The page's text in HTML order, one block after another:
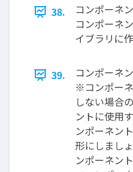
38.
コンポーネ
コンポーネ
イブラリに
39.
コンポーネ
※コンポー
しない場合
ントに使用
ンポーネン
形にしまし
ンポーネン